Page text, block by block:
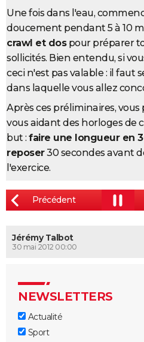
S'inscrire
Se connecter
Lycées
Collèges
Primaires
Universités
Entreprises
Service militaire
Avis de recherche
AVIS DE DÉCÈS
FORUM
Bricolage
Lifestyle
Culture
Sport
Auto
Television
Voyage
Cinema
Une fois dans l'eau,
doucement pendant 5 à 10
crawl et dospour préparer
sollicités. Bien entendu, si
ceci n'est pas valable : il faut
dans laquelle vous allez
Après ces préliminaires, vous
vous aidant des horloges de
but : faire une longueur en
reposer30 secondes avant
l'exercice.
Jérémy Talbot
30 mai 2012 00:00
NEWSLETTERS
Actualité
Sport